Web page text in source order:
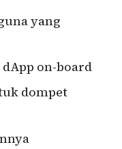
yang
on-board
dompet